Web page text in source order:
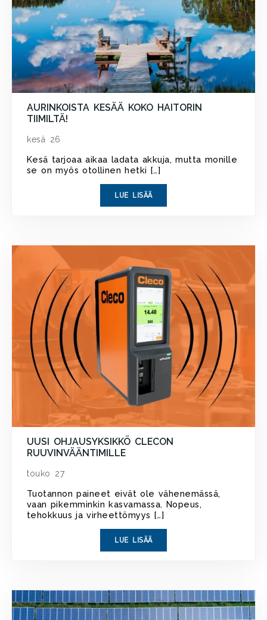
AURINKOISTA KESÄÄ KOKO HAITORIN
TIIMILTÄ!
kesä 26
Kesä tarjoaa aikaa ladata akkuja, mutta monille
se on myös otollinen hetki […]
LUE LISÄÄ
UUSI OHJAUSYKSIKKÖ CLECON
RUUVINVÄÄNTIMILLE
touko 27
Tuotannon paineet eivät ole vähenemässä,
vaan pikemminkin kasvamassa. Nopeus,
tehokkuus ja virheettömyys […]
LUE LISÄÄ